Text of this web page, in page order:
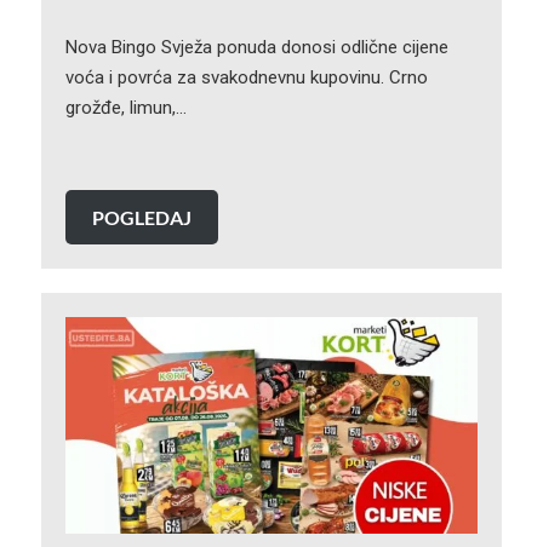
Nova Bingo Svježa ponuda donosi odlične cijene
voća i povrća za svakodnevnu kupovinu. Crno
grožđe, limun,…
POGLEDAJ